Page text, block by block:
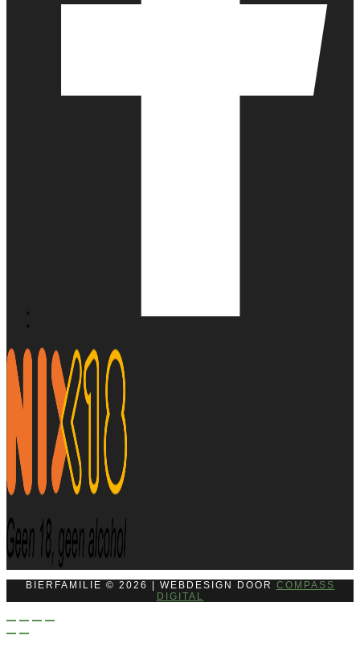
BIERFAMILIE © 2026 | WEBDESIGN DOOR COMPASS
DIGITAL